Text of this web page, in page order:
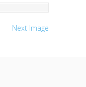
Next Image